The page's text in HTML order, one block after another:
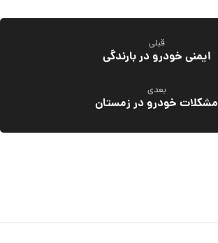
قبلی
ایمنی خودرو در بارندگی
بعدی
مشکلات خودرو در زمستان